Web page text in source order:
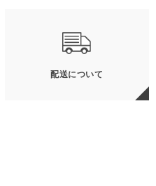
配送について